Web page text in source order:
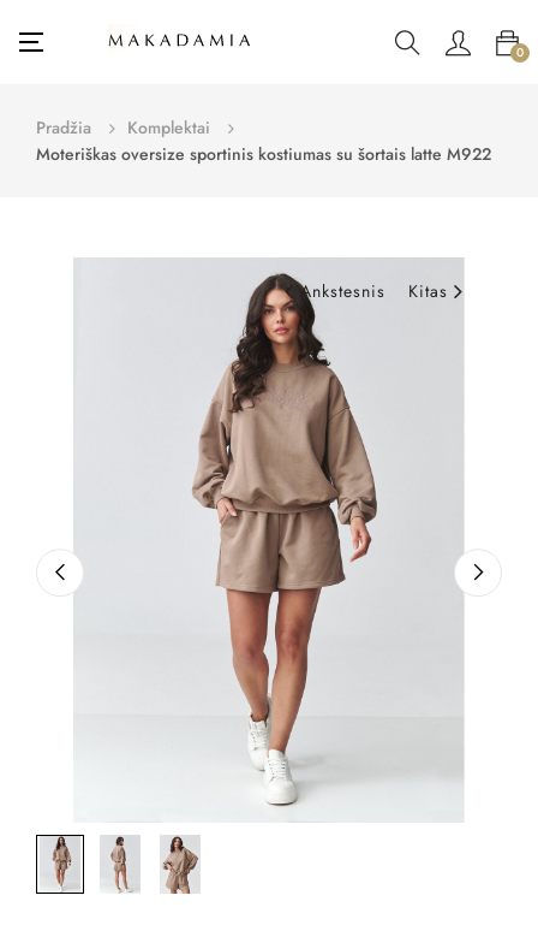
Toggle
☰ 0
Pradžia
Komplektai
Moteriškas oversize sportinis kostiumas su šortais latte M922
Ankstesnis Kitas